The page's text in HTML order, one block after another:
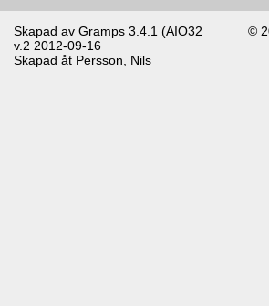
Skapad av Gramps 3.4.1 (AIO32
v.2 2012-09-16
Skapad åt Persson, Nils
©